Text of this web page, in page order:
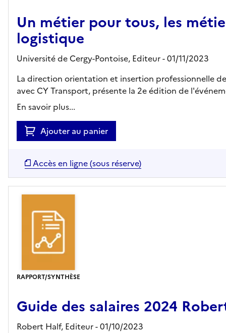
Un métier pour tous, les
logistique
Université de Cergy-Pontoise, Editeur- 01/11/2023
La direction orientation et insertion professionnelle
avec CY Transport, présente la 2e édition de
En savoir plus...
Ajouter au panier
Accès en ligne (sous réserve)
RAPPORT/SYNTHÈSE
Guide des salaires 2024
Robert Half, Editeur- 01/10/2023